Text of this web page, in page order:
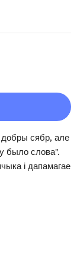
добры сябр, але
было слова".
і дапамагае